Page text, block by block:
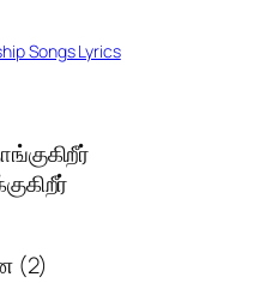
Songs Lyrics
(2)